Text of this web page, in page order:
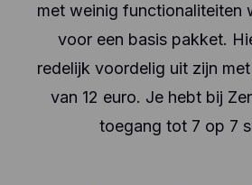
met weinig functionaliteiten
voor een basis pakket.
redelijk voordelig uit zijn
van 12 euro. Je hebt bij
toegang tot 7 op 7